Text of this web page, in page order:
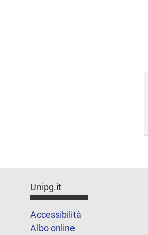
Unipg.it
Accessibilità
Albo online